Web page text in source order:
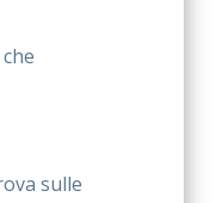
che
sulle